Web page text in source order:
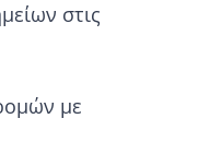
στις
με